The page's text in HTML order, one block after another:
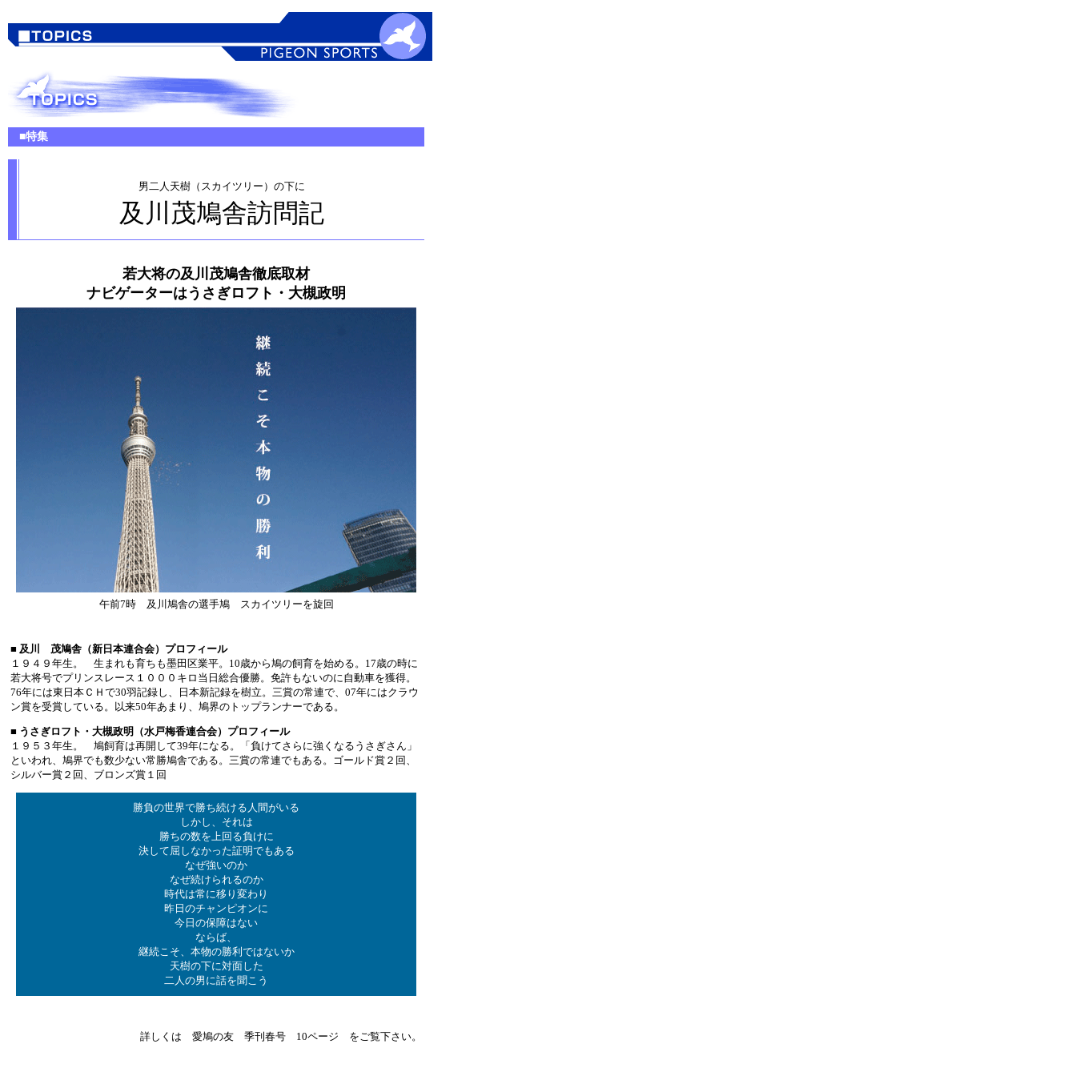
■特集
男二人天樹（スカイツリー）の下に
及川茂鳩舎訪問記
若大将の及川茂鳩舎徹底取材
ナビゲーターはうさぎロフト・大槻政明
午前7時 及川鳩舎の選手鳩 スカイツリーを旋回
■ 及川 茂鳩舎（新日本連合会）プロフィール
１９４９年生。 生まれも育ちも墨田区業平。10歳から鳩の飼育を始める。17歳の時に
若大将号でプリンスレース１０００キロ当日総合優勝。免許もないのに自動車を獲得。
76年には東日本ＣＨで30羽記録し、日本新記録を樹立。三賞の常連で、07年にはクラウ
ン賞を受賞している。以来50年あまり、鳩界のトップランナーである。
■ うさぎロフト・大槻政明（水戸梅香連合会）プロフィール
１９５３年生。 鳩飼育は再開して39年になる。「負けてさらに強くなるうさぎさん」
といわれ、鳩界でも数少ない常勝鳩舎である。三賞の常連でもある。ゴールド賞２回、
シルバー賞２回、ブロンズ賞１回
勝負の世界で勝ち続ける人間がいる
しかし、それは
勝ちの数を上回る負けに
決して屈しなかった証明でもある
なぜ強いのか
なぜ続けられるのか
時代は常に移り変わり
昨日のチャンピオンに
今日の保障はない
ならば、
継続こそ、本物の勝利ではないか
天樹の下に対面した
二人の男に話を聞こう
詳しくは 愛鳩の友 季刊春号 10ページ をご覧下さい。